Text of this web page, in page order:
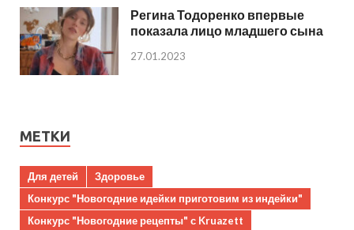
Регина Тодоренко впервые
показала лицо младшего сына
27.01.2023
МЕТКИ
Для детей
Здоровье
Конкурс "Новогодние идейки приготовим из индейки"
Конкурс "Новогодние рецепты" с Kruazett